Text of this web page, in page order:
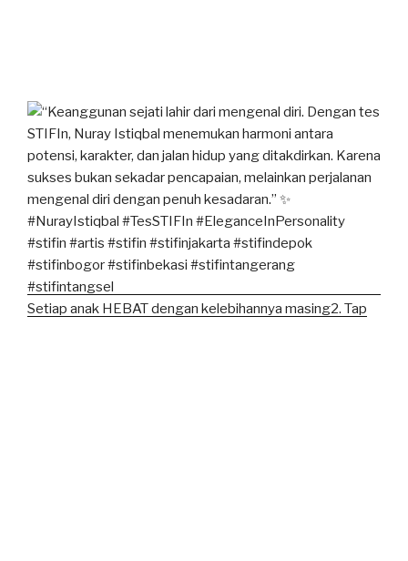
Setiap anak HEBAT dengan kelebihannya masing2. Tap